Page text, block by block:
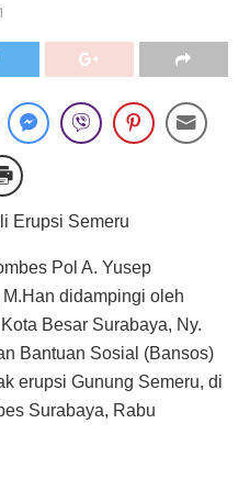
Erupsi Semeru
Pol A. Yusep
didampingi oleh
Besar Surabaya, Ny.
Bantuan Sosial (Bansos)
erupsi Gunung Semeru, di
Surabaya, Rabu